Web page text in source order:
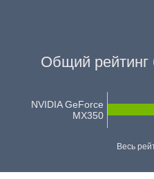
Общий рейтинг
NVIDIA GeForce
MX350
Весь